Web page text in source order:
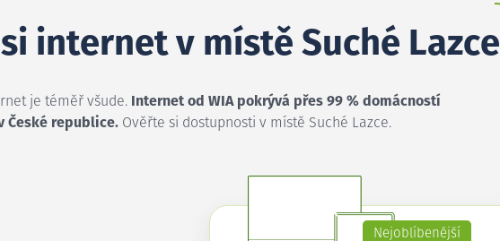
internet v místě Suché Lazce
je téměř všude.
Internet od WIA pokrývá přes 99 % domácností
České republice.Ověřte si dostupnosti v místě Suché Lazce.
Nejoblíbenější